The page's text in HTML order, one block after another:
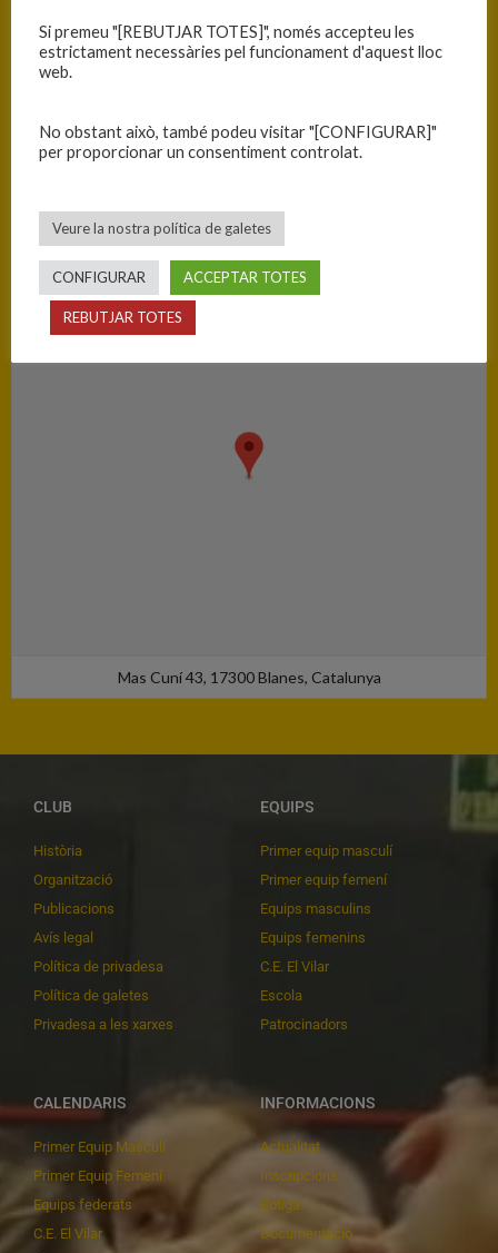
RESULTATS
Equip
C.B. Guíxols
PISTA
Blanes - Ciutat Esportiva Blanes
Mas Cuní 43, 17300 Blanes, Catalunya
CLUB
Història
Organització
Publicacions
Avís legal
Política de privadesa
Política de galetes
Privadesa a les xarxes
EQUIPS
Primer equip masculí
Primer equip femení
Equips masculins
Equips femenins
C.E. El Vilar
Escola
Patrocinadors
CALENDARIS
Primer Equip Masculí
Primer Equip Femení
Equips federats
C.E. El Vilar
INFORMACIONS
Actualitat
Inscripcions
Botiga
Documentació
Si premeu "[REBUTJAR TOTES]", només accepteu les
estrictament necessàries pel funcionament d'aquest lloc
web.
No obstant això, també podeu visitar "[CONFIGURAR]"
per proporcionar un consentiment controlat.
Veure la nostra política de galetes
CONFIGURAR ACCEPTAR TOTES
REBUTJAR TOTES